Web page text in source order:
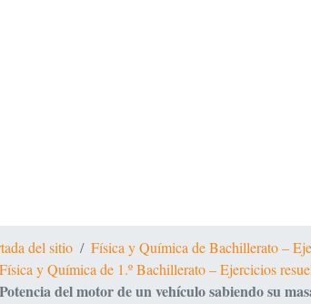
del sitio
Física y Química de Bachillerato –
Física y Química de 1.º Bachillerato – Ejercicios
Potencia del motor de un vehículo sabiendo su